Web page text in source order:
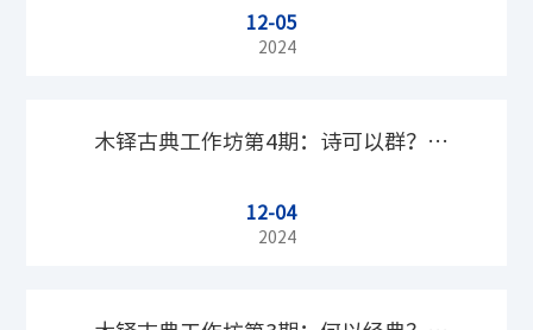
点研究基地召开2024年语文教材建设与
12-05
2024
木铎古典工作坊第4期：诗可以群？文
人集会结社及其功能性书写
12-04
2024